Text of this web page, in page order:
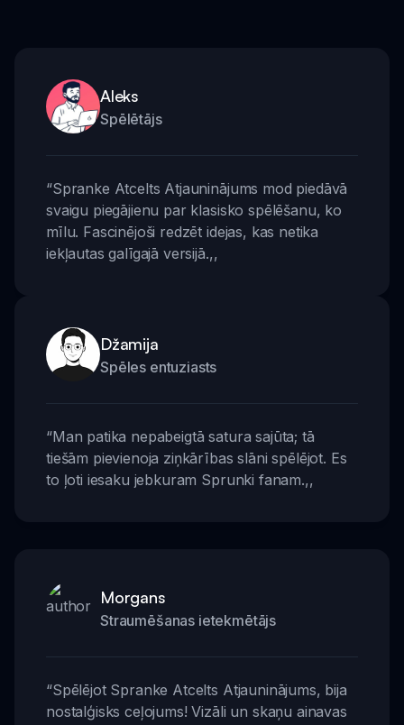
Aleks
Spēlētājs
“Spranke Atcelts Atjauninājums mod piedāvā
svaigu piegājienu par klasisko spēlēšanu, ko
mīlu. Fascinējoši redzēt idejas, kas netika
iekļautas galīgajā versijā.,,
Džamija
Spēles entuziasts
“Man patika nepabeigtā satura sajūta; tā
tiešām pievienoja ziņkārības slāni spēlējot. Es
to ļoti iesaku jebkuram Sprunki fanam.,,
Morgans
Straumēšanas ietekmētājs
“Spēlējot Spranke Atcelts Atjauninājums, bija
nostalģisks ceļojums! Vizāli un skaņu ainavas